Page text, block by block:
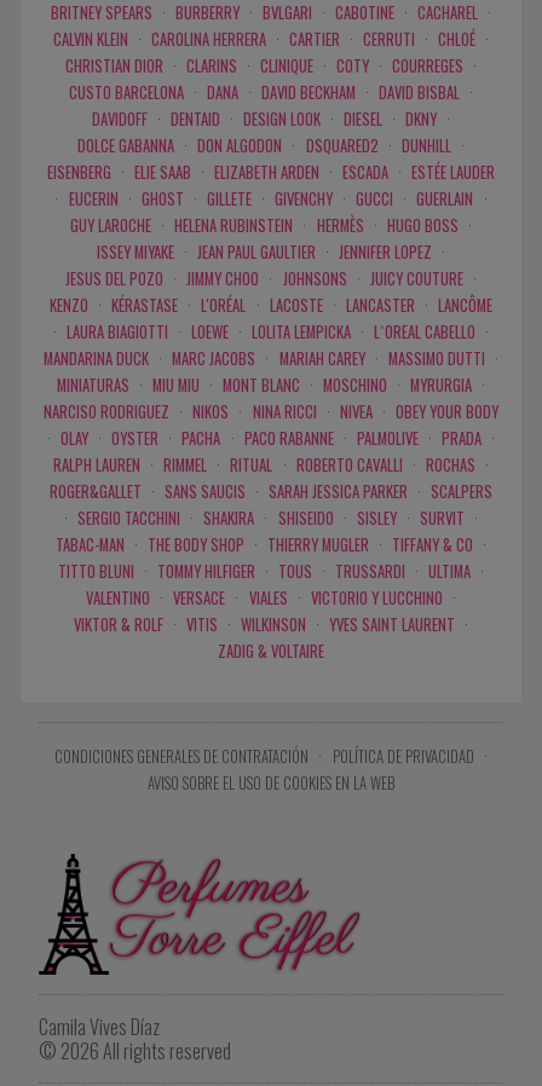
BRITNEY SPEARS · BURBERRY · BVLGARI · CABOTINE · CACHAREL ·
CALVIN KLEIN · CAROLINA HERRERA · CARTIER · CERRUTI · CHLOÉ ·
CHRISTIAN DIOR · CLARINS · CLINIQUE · COTY · COURREGES ·
CUSTO BARCELONA · DANA · DAVID BECKHAM · DAVID BISBAL ·
DAVIDOFF · DENTAID · DESIGN LOOK · DIESEL · DKNY ·
DOLCE GABANNA · DON ALGODON · DSQUARED2 · DUNHILL ·
EISENBERG · ELIE SAAB · ELIZABETH ARDEN · ESCADA · ESTÉE LAUDER
· EUCERIN · GHOST · GILLETE · GIVENCHY · GUCCI · GUERLAIN ·
GUY LAROCHE · HELENA RUBINSTEIN · HERMÈS · HUGO BOSS ·
ISSEY MIYAKE · JEAN PAUL GAULTIER · JENNIFER LOPEZ ·
JESUS DEL POZO · JIMMY CHOO · JOHNSONS · JUICY COUTURE ·
KENZO · KÉRASTASE · L'ORÉAL · LACOSTE · LANCASTER · LANCÔME
· LAURA BIAGIOTTI · LOEWE · LOLITA LEMPICKA · L`OREAL CABELLO ·
MANDARINA DUCK · MARC JACOBS · MARIAH CAREY · MASSIMO DUTTI ·
MINIATURAS · MIU MIU · MONT BLANC · MOSCHINO · MYRURGIA ·
NARCISO RODRIGUEZ · NIKOS · NINA RICCI · NIVEA · OBEY YOUR BODY
· OLAY · OYSTER · PACHA · PACO RABANNE · PALMOLIVE · PRADA ·
RALPH LAUREN · RIMMEL · RITUAL · ROBERTO CAVALLI · ROCHAS ·
ROGER&GALLET · SANS SAUCIS · SARAH JESSICA PARKER · SCALPERS
· SERGIO TACCHINI · SHAKIRA · SHISEIDO · SISLEY · SURVIT ·
TABAC-MAN · THE BODY SHOP · THIERRY MUGLER · TIFFANY & CO ·
TITTO BLUNI · TOMMY HILFIGER · TOUS · TRUSSARDI · ULTIMA ·
VALENTINO · VERSACE · VIALES · VICTORIO Y LUCCHINO ·
VIKTOR & ROLF · VITIS · WILKINSON · YVES SAINT LAURENT ·
ZADIG & VOLTAIRE
CONDICIONES GENERALES DE CONTRATACIÓN · POLÍTICA DE PRIVACIDAD ·
AVISO SOBRE EL USO DE COOKIES EN LA WEB
Camila Vives Díaz
© 2026 All rights reserved